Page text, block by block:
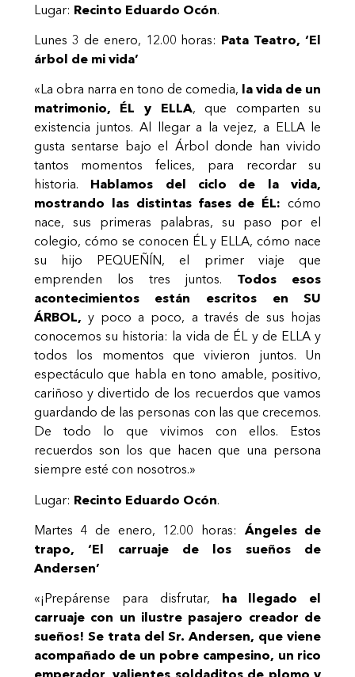
Lugar: Recinto Eduardo Ocón.
Lunes 3 de enero, 12.00 horas: Pata Teatro, ‘El
árbol de mi vida’
«La obra narra en tono de comedia, la vida de un
matrimonio, ÉL y ELLA, que comparten su
existencia juntos. Al llegar a la vejez, a ELLA le
gusta sentarse bajo el Árbol donde han vivido
tantos momentos felices, para recordar su
historia. Hablamos del ciclo de la vida,
mostrando las distintas fases de ÉL: cómo
nace, sus primeras palabras, su paso por el
colegio, cómo se conocen ÉL y ELLA, cómo nace
su hijo PEQUEÑÍN, el primer viaje que
emprenden los tres juntos. Todos esos
acontecimientos están escritos en SU
ÁRBOL, y poco a poco, a través de sus hojas
conocemos su historia: la vida de ÉL y de ELLA y
todos los momentos que vivieron juntos. Un
espectáculo que habla en tono amable, positivo,
cariñoso y divertido de los recuerdos que vamos
guardando de las personas con las que crecemos.
De todo lo que vivimos con ellos. Estos
recuerdos son los que hacen que una persona
siempre esté con nosotros.»
Lugar: Recinto Eduardo Ocón.
Martes 4 de enero, 12.00 horas: Ángeles de
trapo, ‘El carruaje de los sueños de
Andersen’
«¡Prepárense para disfrutar, ha llegado el
carruaje con un ilustre pasajero creador de
sueños! Se trata del Sr. Andersen, que viene
acompañado de un pobre campesino, un rico